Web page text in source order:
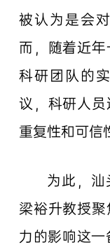
被认为是会
而，随着近
科研团队的
议，科研人
重复性和可信
为此，汕
梁裕升教授
力的影响这